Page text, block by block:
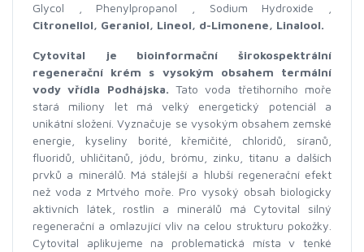
Glycol , Phenylpropanol , Sodium Hydroxide ,
Citronellol, Geraniol, Lineol, d-Limonene, Linalool.
Cytovital je bioinformační širokospektrální
regenerační krém s vysokým obsahem termální
vody vřídla Podhájska. Tato voda třetihorního moře
stará miliony let má velký energetický potenciál a
unikátní složení. Vyznačuje se vysokým obsahem zemské
energie, kyseliny borité, křemičité, chloridů, síranů,
fluoridů, uhličitanů, jódu, brómu, zinku, titanu a dalších
prvků a minerálů. Má stálejší a hlubší regenerační efekt
než voda z Mrtvého moře. Pro vysoký obsah biologicky
aktivních látek, rostlin a minerálů má Cytovital silný
regenerační a omlazující vliv na celou strukturu pokožky.
Cytovital aplikujeme na problematická místa v tenké